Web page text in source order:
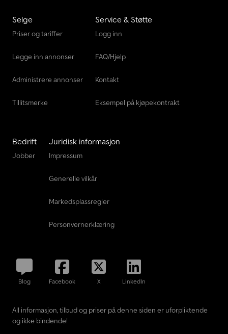
Selge
Priser og tariffer
Legge inn annonser
Administrere annonser
Tillitsmerke
Service & Støtte
Logg inn
FAQ/Hjelp
Kontakt
Eksempel på kjøpekontrakt
Bedrift
Jobber
Juridisk informasjon
Impressum
Generelle vilkår
Markedsplassregler
Personvernerklæring
Blog Facebook X LinkedIn
All informasjon, tilbud og priser på denne siden er uforpliktende
og ikke bindende!